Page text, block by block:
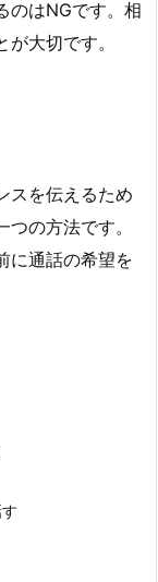
のはNGです。相
大切です。
スを伝えるため
の方法です。
に通話の希望を